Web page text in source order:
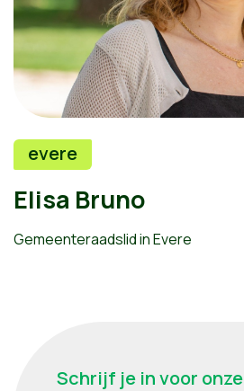
evere
Elisa Bruno
Gemeenteraadslid in Evere
Schrijf je in voor onze